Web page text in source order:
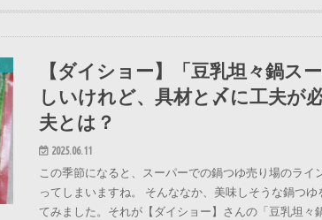
【ダイショー】「豆乳坦々鍋ス
しいけれど、具材と〆に工夫が
夫とは？
2025.06.11
この季節になると、スーパーでの鍋つゆ売り場のライ
ってしまいますね。 そんななか、美味しそうな鍋つゆ
てみました。それが【ダイショー】さんの「豆乳坦々